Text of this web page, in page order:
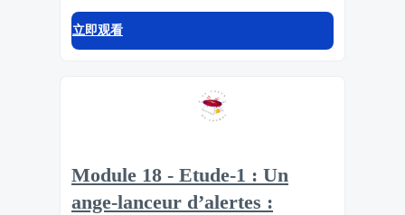
立即观看
Module 18 - Etude-1 : Un
ange-lanceur d’alertes :